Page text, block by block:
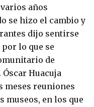
años
se hizo el cambio y
dijo sentirse
lo que se
de
Huacuja
meses reuniones
museos, en los que